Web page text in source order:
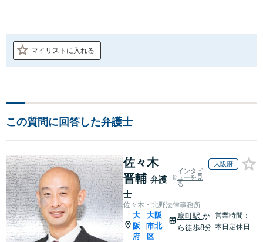
マイリストに入れる
この質問に回答した弁護士
佐々木
晋輔 弁護
士
インタビ
ューを見
る
大阪府
佐々木・北野法律事務所
大
阪
府
|
大阪
市北
区
扇町駅 か
ら徒歩8分
営業時間：
本日定休日